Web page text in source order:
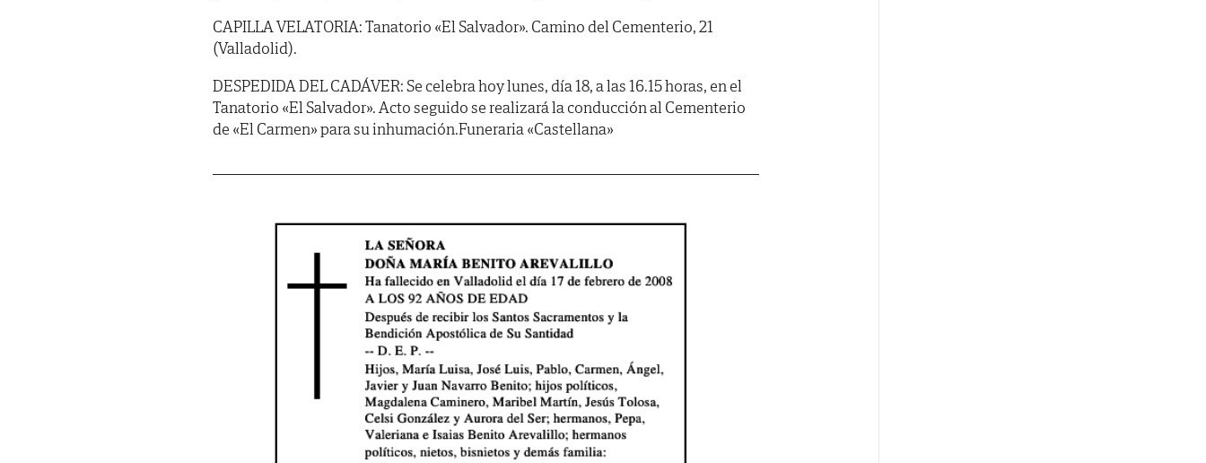
CAPILLA VELATORIA: Tanatorio «El Salvador». Camino del Cementerio, 21
(Valladolid).
DESPEDIDA DEL CADÁVER: Se celebra hoy lunes, día 18, a las 16.15 horas, en el
Tanatorio «El Salvador». Acto seguido se realizará la conducción al Cementerio
de «El Carmen» para su inhumación.Funeraria «Castellana»